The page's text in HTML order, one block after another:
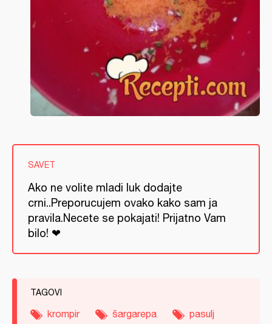
SAVET
Ako ne volite mladi luk dodajte
crni..Preporucujem ovako kako sam ja
pravila.Necete se pokajati! Prijatno Vam
bilo! ❤
TAGOVI
krompir šargarepa pasulj